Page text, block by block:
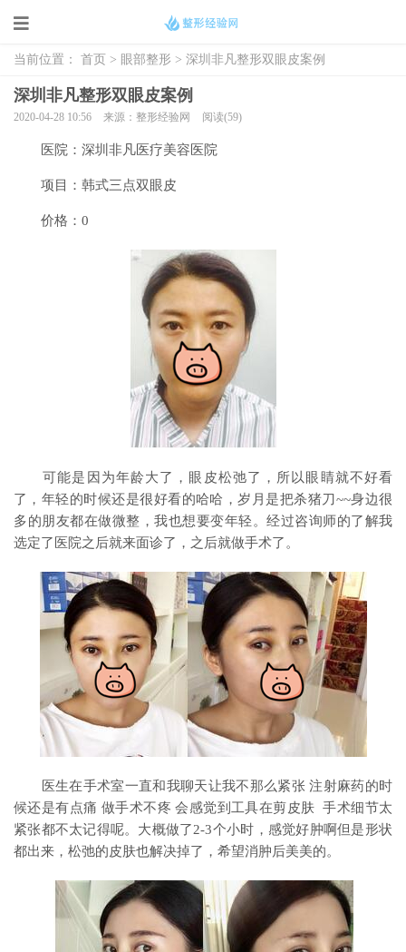
当前位置： 首页 > 眼部整形 > 深圳非凡整形双眼皮案例
深圳非凡整形双眼皮案例
2020-04-28 10:56 来源：整形经验网 阅读(59)
医院：深圳非凡医疗美容医院
项目：韩式三点双眼皮
价格：0
可能是因为年龄大了，眼皮松弛了，所以眼睛就不好看
了，年轻的时候还是很好看的哈哈，岁月是把杀猪刀~~身边很
多的朋友都在做微整，我也想要变年轻。经过咨询师的了解我
选定了医院之后就来面诊了，之后就做手术了。
医生在手术室一直和我聊天让我不那么紧张 注射麻药的时
候还是有点痛 做手术不疼 会感觉到工具在剪皮肤 手术细节太
紧张都不太记得呢。大概做了2-3个小时，感觉好肿啊但是形状
都出来，松弛的皮肤也解决掉了，希望消肿后美美的。